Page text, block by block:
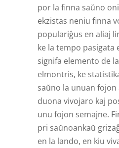
por la finna saŭno
ekzistas neniu finna
populariĝus en aliaj
ke la tempo pasigata
signifa elemento de
elmontris, ke
saŭno la unuan
duona vivojaro kaj
unu fojon semajne.
pri saŭnoankaŭ
en la lando, en kiu